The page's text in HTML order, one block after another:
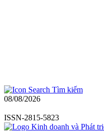
Tìm kiếm
08/08/2026
ISSN-2815-5823